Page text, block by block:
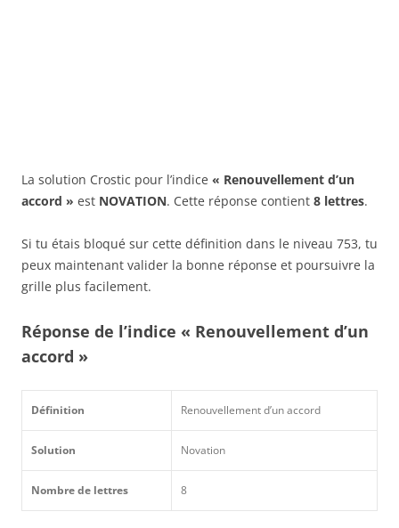
La solution Crostic pour l’indice « Renouvellement d’un
accord » est NOVATION. Cette réponse contient 8 lettres.
Si tu étais bloqué sur cette définition dans le niveau 753, tu
peux maintenant valider la bonne réponse et poursuivre la
grille plus facilement.
Réponse de l’indice « Renouvellement d’un
accord »
Définition Renouvellement d’un accord
Solution Novation
Nombre de lettres 8